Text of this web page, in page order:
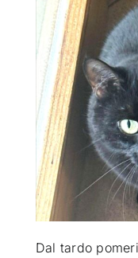
ATTUALITÀ
VIDEO
CHI SIAMO
RUBRICHE
SEMPRE CON ME
Dal tardo